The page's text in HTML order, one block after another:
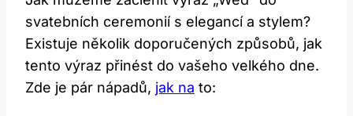
svatebních ceremonií s elegancí a stylem?
Existuje několik doporučených způsobů, jak
tento výraz přinést do vašeho velkého dne.
Zde je pár nápadů, jak na to: